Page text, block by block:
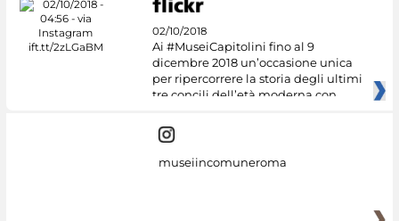
02/10/2018
Ai #MuseiCapitolini fino al 9
dicembre 2018 un’occasione unica
per ripercorrere la storia degli ultimi
tre concili dell’età moderna con
museiincomuneroma